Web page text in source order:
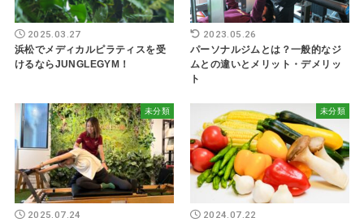
2025.03.27
浜松でメディカルピラティスを受
けるならJUNGLEGYM！
2023.05.26
パーソナルジムとは？一般的なジ
ムとの違いとメリット・デメリッ
ト
未分類
2025.07.24
未分類
2024.07.22